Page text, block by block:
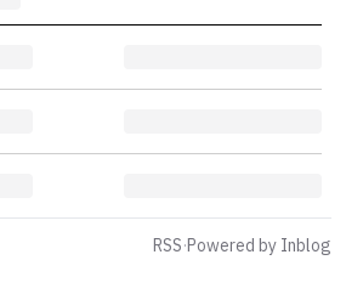
RSS·Powered by Inblog